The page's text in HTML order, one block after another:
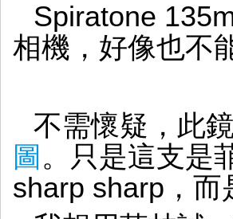
Spiratone
相機，好像也不
不需懷疑，此
圖 。只是這支是
sharp sharp，